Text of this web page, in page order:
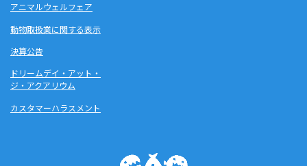
アニマルウェルフェア
動物取扱業に関する表示
決算公告
ドリームデイ・アット・
ジ・アクアリウム
カスタマーハラスメント